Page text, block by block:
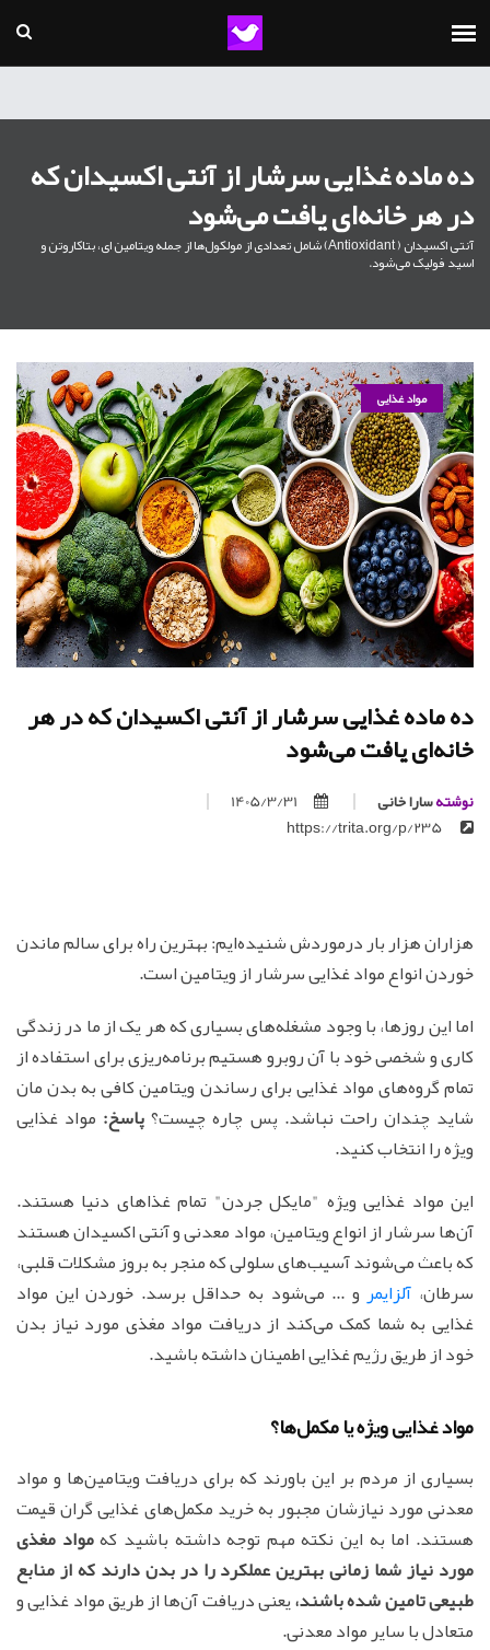
ده ماده غذایی سرشار از آنتی اکسیدان که
در هر خانه‌ای یافت می‌شود
آنتی اکسیدان ( Antioxidant) شامل تعدادی از مولکول‌ها از جمله ویتامین ای، بتاکاروتن و
اسید فولیک می‌شود.
مواد غذایی
ده ماده غذایی سرشار از آنتی اکسیدان که در هر
خانه‌ای یافت می‌شود
نوشتهسارا خانی
1405/3/31
هزاران هزار بار درموردش شنیده‌ایم: بهترین راه برای سالم ماندن
خوردن انواع مواد غذایی سرشار از ویتامین است.
اما این روزها، با وجود مشغله‌های بسیاری که هر یک از ما در زندگی
کاری و شخصی خود با آن روبرو هستیم برنامه‌ریزی برای استفاده از
تمام گروه‌های مواد غذایی برای رساندن ویتامین کافی به بدن مان
شاید چندان راحت نباشد. پس چاره چیست؟پاسخ: مواد غذایی
ویژه را انتخاب کنید.
این مواد غذایی ویژه "مایکل جردن" تمام غذاهای دنیا هستند.
آن‌ها سرشار از انواع ویتامین، مواد معدنی و آنتی اکسیدان هستند
که باعث می‌شوند آسیب‌های سلولی که منجر به بروز مشکلات قلبی،
سرطان، آلزایمرو ... می‌شود به حداقل برسد. خوردن این مواد
غذایی به شما کمک می‌کند از دریافت مواد مغذی مورد نیاز بدن
خود از طریق رژیم غذایی اطمینان داشته باشید.
مواد غذایی ویژه یا مکمل‌ها؟
بسیاری از مردم بر این باورند که برای دریافت ویتامین‌ها و مواد
معدنی مورد نیازشان مجبور به خرید مکمل‌های غذایی گران قیمت
هستند. اما به این نکته مهم توجه داشته باشید کهمواد مغذی
مورد نیاز شما زمانی بهترین عملکرد را در بدن دارند که از منابع
طبیعی تامین شده باشند،یعنی دریافت آن‌ها از طریق مواد غذایی و
متعادل با سایر مواد معدنی.